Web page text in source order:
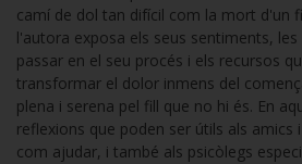
camí de dol tan difícil com la mort d'un
l'autora exposa els seus sentiments,
passar en el seu procés i els recursos
transformar el dolor inmens del
plena i serena pel fill que no hi és. En
reflexions que poden ser útils als amics
com ajudar, i també als psicòlegs